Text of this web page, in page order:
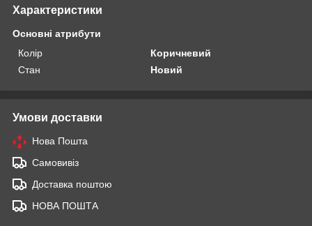
Характеристики
Основні атрибути
Колір
Коричневий
Стан
Новий
Умови доставки
Нова Пошта
Самовивіз
Доставка поштою
НОВА ПОШТА